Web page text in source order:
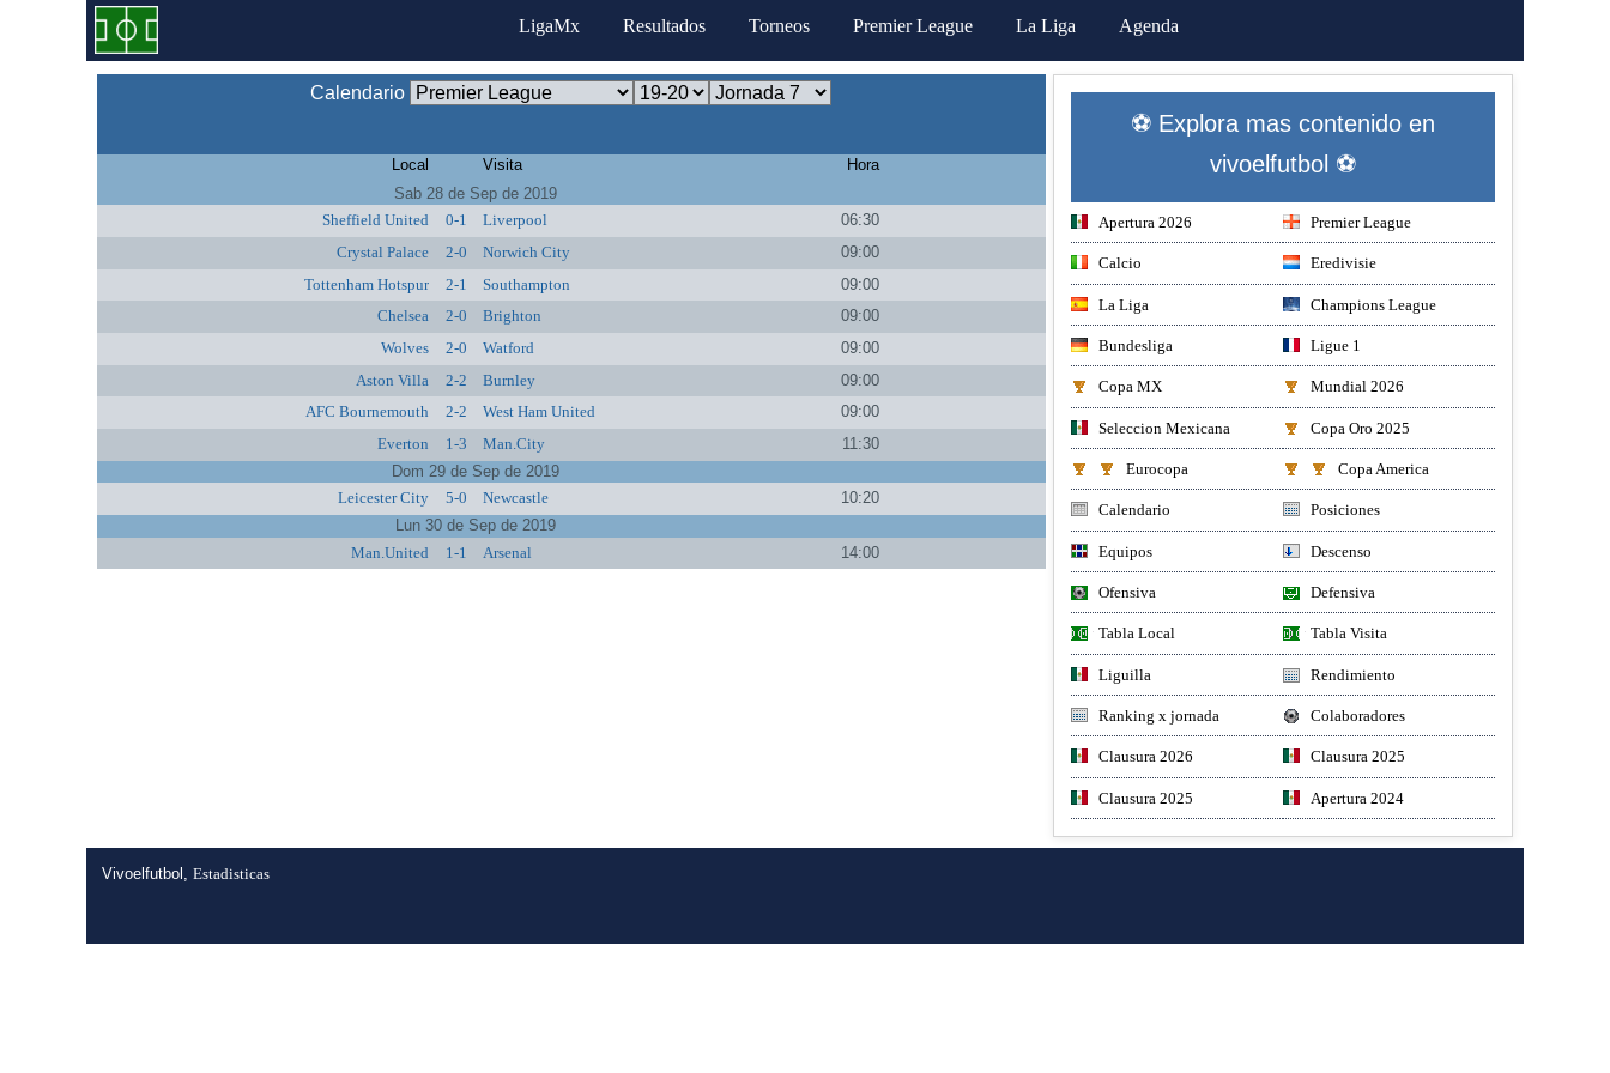
LigaMx Resultados Torneos Premier League La Liga Agenda
Calendario
Local Visita
Hora
Sab 28 de Sep de 2019
Sheffield United
0-1 Liverpool
06:30
Crystal Palace
2-0 Norwich City
09:00
Tottenham Hotspur
2-1 Southampton
09:00
Chelsea
2-0 Brighton
09:00
Wolves
2-0 Watford
09:00
Aston Villa
2-2 Burnley
09:00
AFC Bournemouth
2-2 West Ham United
09:00
Everton
1-3 Man.City
11:30
Dom 29 de Sep de 2019
Leicester City
5-0 Newcastle
10:20
Lun 30 de Sep de 2019
Man.United
1-1 Arsenal 14:00
⚽ Explora mas contenido en
vivoelfutbol ⚽
Apertura 2026 Premier League
Calcio Eredivisie
La Liga Champions League
Bundesliga Ligue 1
Copa MX Mundial 2026
Seleccion Mexicana Copa Oro 2025
Eurocopa Copa America
Calendario Posiciones
Equipos Descenso
Ofensiva Defensiva
Tabla Local Tabla Visita
Liguilla Rendimiento
Ranking x jornada Colaboradores
Clausura 2026 Clausura 2025
Clausura 2025 Apertura 2024
Vivoelfutbol,Estadisticas